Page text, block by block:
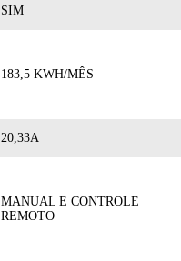
SIM
183,5 KWH/MÊS
20,33A
MANUAL E CONTROLE
REMOTO